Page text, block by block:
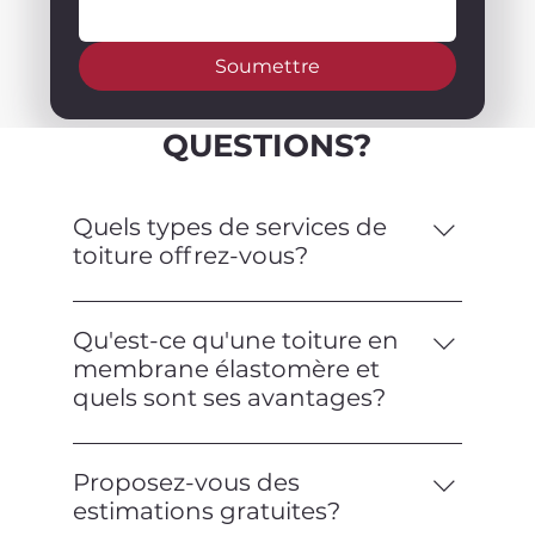
Soumettre
QUESTIONS?
Quels types de services de
toiture offrez-vous?
Nous offrons une gamme complète de
services de toiture, y compris
l'installation, la réparation, l'entretien et
les inspections pour les toitures
sommes spécialisés dans les toitures en
membrane élastomère.
Qu'est-ce qu'une toiture en
membrane élastomère et
quels sont ses avantages?
Une toiture en membrane élastomère
est un type de toiture plate fabriquée à
partir d'un matériau flexible et
Proposez-vous des
estimations gratuites?